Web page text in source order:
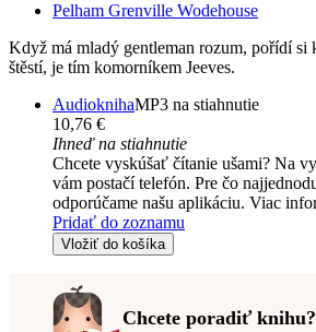
Pelham Grenville Wodehouse
Když má mladý gentleman rozum, pořídí si
štěstí, je tím komorníkem Jeeves.
AudioknihaMP3 na stiahnutie
10,76 €
Ihneď na stiahnutie
Chcete vyskúšať čítanie ušami? Na
vám postačí telefón. Pre čo
odporúčame našu aplikáciu. Viac
Pridať do zoznamu
Vložiť do košíka
Chcete poradiť knihu?